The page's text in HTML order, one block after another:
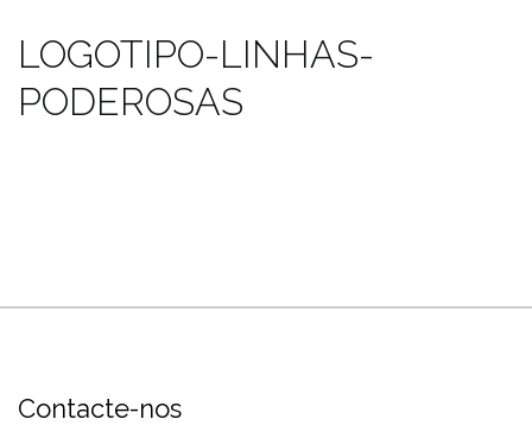
LOGOTIPO-LINHAS-
PODEROSAS
Contacte-nos